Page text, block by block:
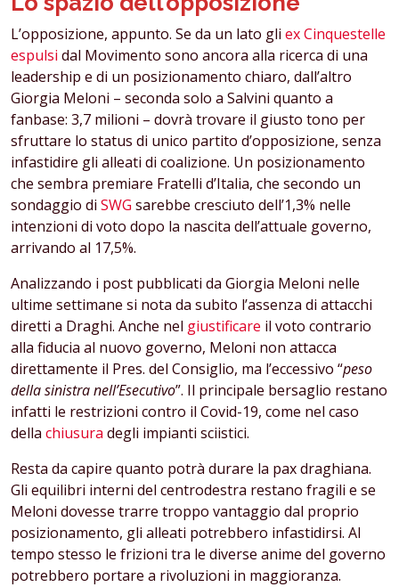
L’opposizione, appunto. Se da un lato gli ex Cinquestelle
espulsi dal Movimento sono ancora alla ricerca di una
leadership e di un posizionamento chiaro, dall’altro
Giorgia Meloni – seconda solo a Salvini quanto a
fanbase: 3,7 milioni – dovrà trovare il giusto tono per
sfruttare lo status di unico partito d’opposizione, senza
infastidire gli alleati di coalizione. Un posizionamento
che sembra premiare Fratelli d’Italia, che secondo un
sondaggio di SWG sarebbe cresciuto dell’1,3% nelle
intenzioni di voto dopo la nascita dell’attuale governo,
arrivando al 17,5%.
Analizzando i post pubblicati da Giorgia Meloni nelle
ultime settimane si nota da subito l’assenza di attacchi
diretti a Draghi. Anche nel giustificare il voto contrario
alla fiducia al nuovo governo, Meloni non attacca
direttamente il Pres. del Consiglio, ma l’eccessivo “peso
della sinistra nell’Esecutivo”. Il principale bersaglio restano
infatti le restrizioni contro il Covid-19, come nel caso
della chiusura degli impianti sciistici.
Resta da capire quanto potrà durare la pax draghiana.
Gli equilibri interni del centrodestra restano fragili e se
Meloni dovesse trarre troppo vantaggio dal proprio
posizionamento, gli alleati potrebbero infastidirsi. Al
tempo stesso le frizioni tra le diverse anime del governo
potrebbero portare a rivoluzioni in maggioranza.